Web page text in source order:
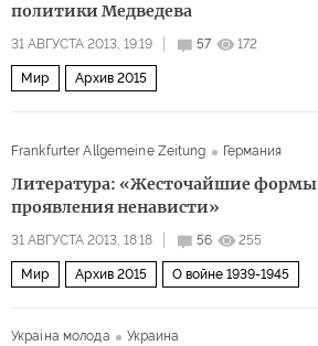
политики Медведева
31 АВГУСТА 2013, 19:19 57 172
Мир Архив 2015
Frankfurter Allgemeine Zeitung Германия
Литература: «Жесточайшие формы
проявления ненависти»
31 АВГУСТА 2013, 18:18 56 255
Мир Архив 2015 О войне 1939-1945
Украiна молода Украина